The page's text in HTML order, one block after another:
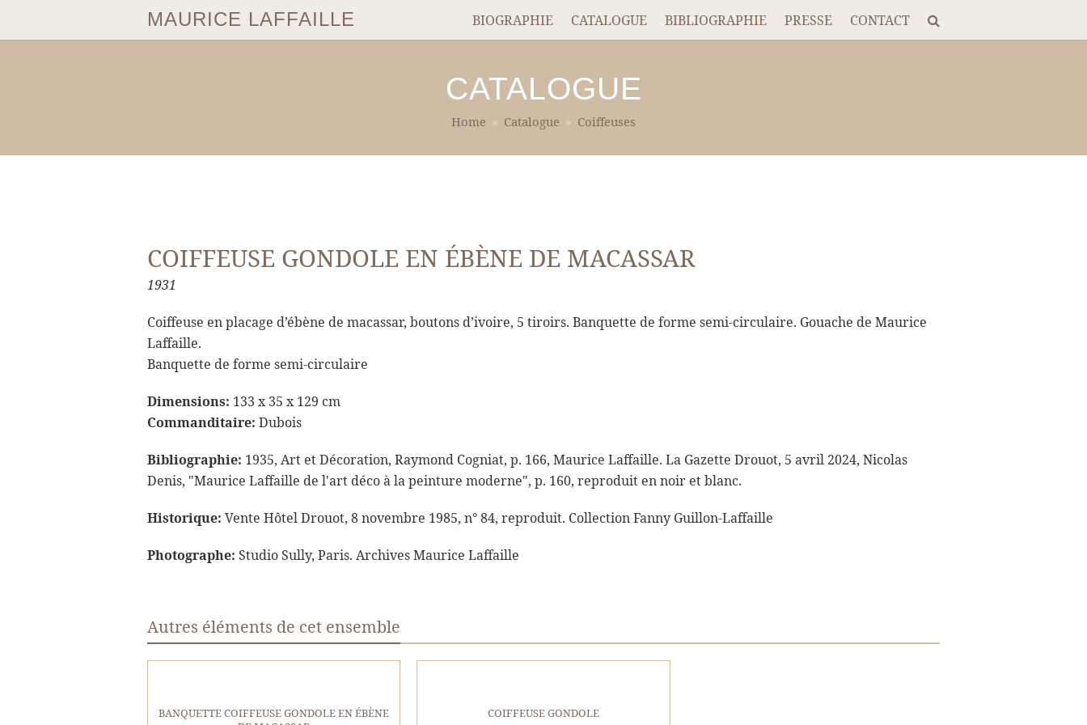
MAURICE LAFFAILLE BIOGRAPHIE CATALOGUE BIBLIOGRAPHIE PRESSE CONTACT
CATALOGUE
Home » Catalogue » Coiffeuses
COIFFEUSE GONDOLE EN ÉBÈNE DE MACASSAR
1931
Coiffeuse en placage d’ébène de macassar, boutons d’ivoire, 5 tiroirs. Banquette de forme semi-circulaire. Gouache de Maurice
Laffaille.
Banquette de forme semi-circulaire
Dimensions: 133 x 35 x 129 cm
Commanditaire: Dubois
Bibliographie: 1935, Art et Décoration, Raymond Cogniat, p. 166, Maurice Laffaille. La Gazette Drouot, 5 avril 2024, Nicolas
Denis, "Maurice Laffaille de l'art déco à la peinture moderne", p. 160, reproduit en noir et blanc.
Historique: Vente Hôtel Drouot, 8 novembre 1985, n° 84, reproduit. Collection Fanny Guillon-Laffaille
Photographe: Studio Sully, Paris. Archives Maurice Laffaille
Autres éléments de cet ensemble
BANQUETTE COIFFEUSE GONDOLE EN ÉBÈNE
COIFFEUSE GONDOLE